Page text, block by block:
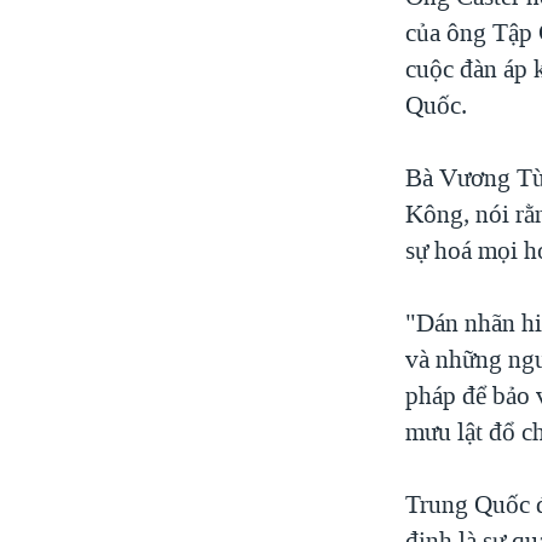
của ông
cuộc đàn áp
Quốc.
Bà Vương
Kông, nói
sự hoá mọi
"Dán nhãn
và những
pháp để
mưu lật đổ
Trung Quốc